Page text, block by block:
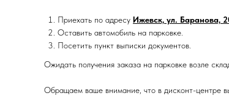
Приехать по адресу Ижевск, ул. Баранова,
Оставить автомобиль на парковке.
Посетить пункт выписки документов.
Ожидать получения заказа на парковке возле
Обращаем ваше внимание, что в дисконт-центре